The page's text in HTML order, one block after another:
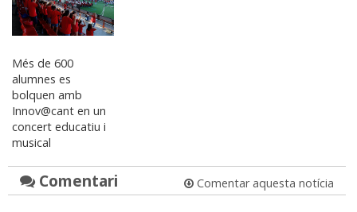
Més de 600
alumnes es
bolquen amb
Innov@cant en un
concert educatiu i
musical
Comentari Comentar aquesta notícia